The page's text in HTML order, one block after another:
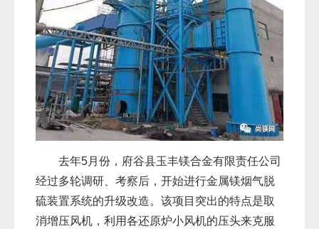
去年5月份，府谷县玉丰镁合金有限责任公司
经过多轮调研、考察后，开始进行金属镁烟气脱
硫装置系统的升级改造。该项目突出的特点是取
消增压风机，利用各还原炉小风机的压头来克服